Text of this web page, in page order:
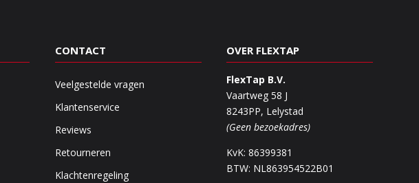
CONTACT
Veelgestelde vragen
Klantenservice
Reviews
Retourneren
Klachtenregeling
OVER FLEXTAP
FlexTap B.V.
Vaartweg 58 J
8243PP, Lelystad
(Geen bezoekadres)
KvK: 86399381
BTW: NL863954522B01